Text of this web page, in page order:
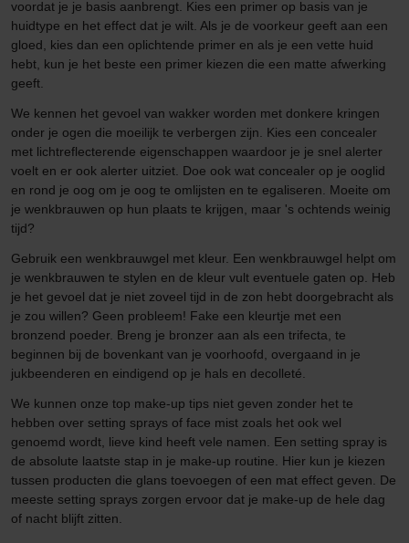
voordat je je basis aanbrengt. Kies een primer op basis van je
huidtype en het effect dat je wilt. Als je de voorkeur geeft aan een
gloed, kies dan een oplichtende primer en als je een vette huid
hebt, kun je het beste een primer kiezen die een matte afwerking
geeft.
We kennen het gevoel van wakker worden met donkere kringen
onder je ogen die moeilijk te verbergen zijn. Kies een concealer
met lichtreflecterende eigenschappen waardoor je je snel alerter
voelt en er ook alerter uitziet. Doe ook wat concealer op je ooglid
en rond je oog om je oog te omlijsten en te egaliseren. Moeite om
je wenkbrauwen op hun plaats te krijgen, maar 's ochtends weinig
tijd?
Gebruik een wenkbrauwgel met kleur. Een wenkbrauwgel helpt om
je wenkbrauwen te stylen en de kleur vult eventuele gaten op. Heb
je het gevoel dat je niet zoveel tijd in de zon hebt doorgebracht als
je zou willen? Geen probleem! Fake een kleurtje met een
bronzend poeder. Breng je bronzer aan als een trifecta, te
beginnen bij de bovenkant van je voorhoofd, overgaand in je
jukbeenderen en eindigend op je hals en decolleté.
We kunnen onze top make-up tips niet geven zonder het te
hebben over setting sprays of face mist zoals het ook wel
genoemd wordt, lieve kind heeft vele namen. Een setting spray is
de absolute laatste stap in je make-up routine. Hier kun je kiezen
tussen producten die glans toevoegen of een mat effect geven. De
meeste setting sprays zorgen ervoor dat je make-up de hele dag
of nacht blijft zitten.